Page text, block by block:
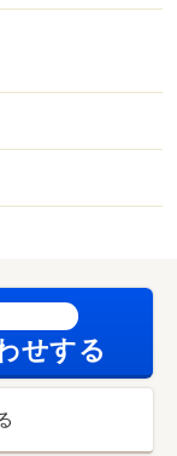
関保証料は月額
品あり））・鍵
ューズボック
手入れや収納の
・駐輪場：有/室
せする